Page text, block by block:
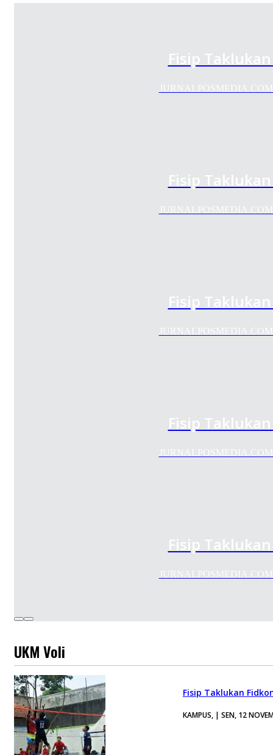
Fisip
Fisip
Fisip
Fisip
Fisip
UKM Voli
Fisip Taklukan
KAMPUS, | SEN, 12